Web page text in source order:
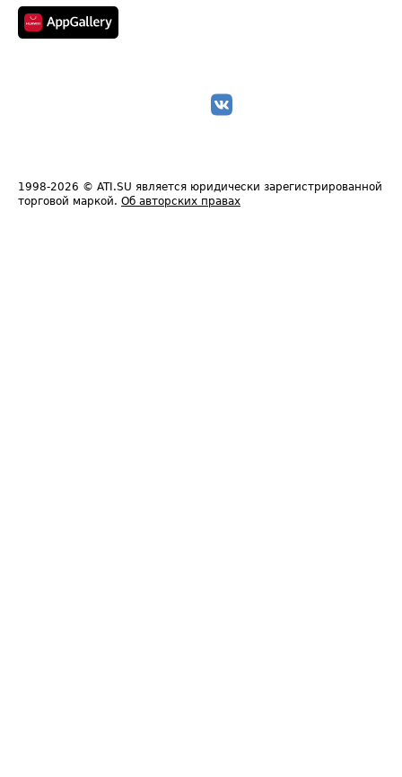
1998-2026 © ATI.SU является юридически зарегистрированной
торговой маркой. Об авторских правах